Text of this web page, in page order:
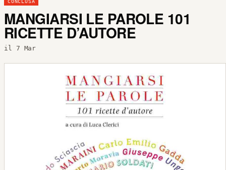
CONCLUSA
MANGIARSI LE PAROLE 101
RICETTE D’AUTORE
il 7 Mar